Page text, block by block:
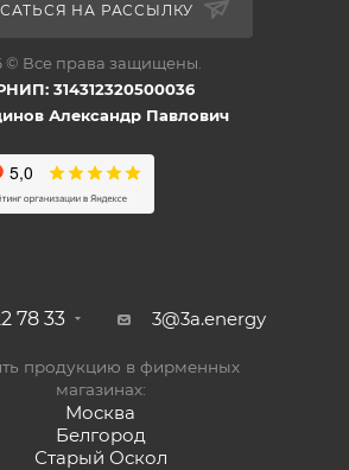
НА РАССЫЛКУ
© Все права защищены.
314312320500036
Александр Павлович
78 33 3@3a.energy
продукцию в фирменных
магазинах:
Москва
Белгород
Старый Оскол